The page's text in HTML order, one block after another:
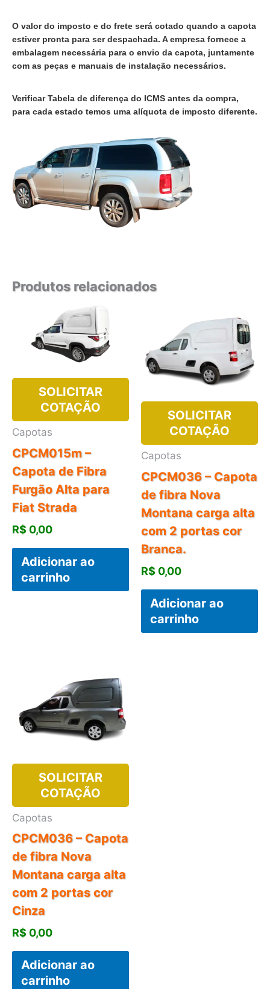
O valor do imposto e do frete será cotado quando a capota
estiver pronta para ser despachada. A empresa fornece a
embalagem necessária para o envio da capota, juntamente
com as peças e manuais de instalação necessários.
Verificar Tabela de diferença do ICMS antes da compra,
para cada estado temos uma alíquota de imposto diferente.
Produtos relacionados
SOLICITAR
COTAÇÃO
Capotas
CPCM015m –
Capota de Fibra
Furgão Alta para
Fiat Strada
R$ 0,00
Adicionar ao
carrinho
SOLICITAR
COTAÇÃO
Capotas
CPCM036 – Capota
de fibra Nova
Montana carga alta
com 2 portas cor
Branca.
R$ 0,00
Adicionar ao
carrinho
SOLICITAR
COTAÇÃO
Capotas
CPCM036 – Capota
de fibra Nova
Montana carga alta
com 2 portas cor
Cinza
R$ 0,00
Adicionar ao
carrinho